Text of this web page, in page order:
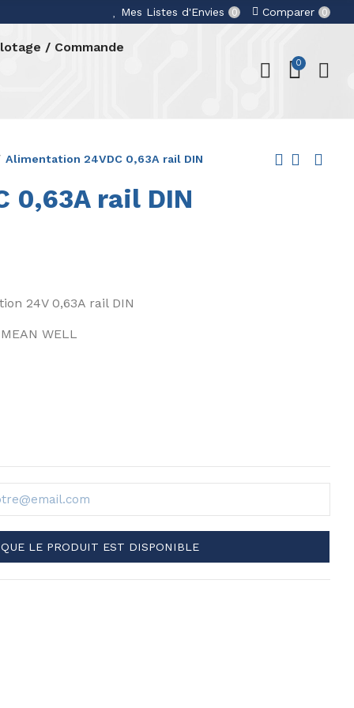
Mes Listes d'Envies 0 Comparer 0
/ Commande
0
Alimentation 24VDC 0,63A rail DIN
0,63A rail DIN
24V 0,63A rail DIN
MEAN WELL
LE PRODUIT EST DISPONIBLE